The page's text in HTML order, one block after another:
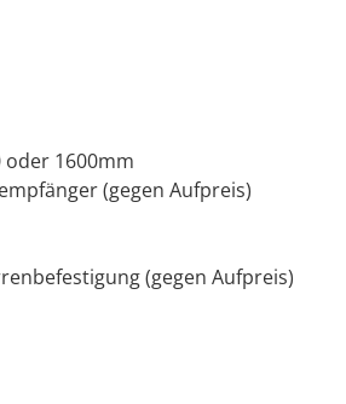
oder 1600mm
(gegen Aufpreis)
(gegen Aufpreis)